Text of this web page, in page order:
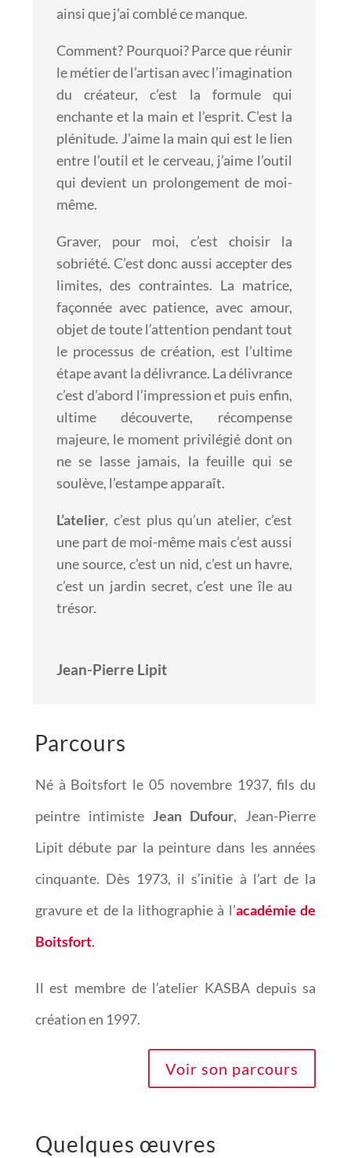
ainsi que j’ai comblé ce manque.
Comment? Pourquoi? Parce que réunir
le métier de l’artisan avecl’imagination
du créateur, c’est la formule qui
enchante et la main et l’esprit. C’est la
plénitude. J’aime la main qui est le lien
entre l’outil et le cerveau, j’aime l’outil
qui devient un prolongement de moi-
même.
Graver, pour moi, c’est choisir la
sobriété. C’est donc aussi accepterdes
limites, des contraintes. La matrice,
façonnée avec patience, avec amour,
objet de toutel’attention pendant tout
le processus de création, est l’ultime
étapeavant la délivrance. La délivrance
c’est d’abord l’impression et puisenfin,
ultime découverte, récompense
majeure, le moment privilégié dont on
ne se lasse jamais, la feuille qui se
soulève, l’estampeapparaît.
L’atelier, c’est plus qu’un atelier, c’est
une part de moi-même mais c’est aussi
une source, c’est un nid, c’est un havre,
c’est un jardin secret,c’est une île au
trésor.
Jean-Pierre Lipit
Parcours
Né à Boitsfort le 05 novembre 1937, fils du
peintre intimiste Jean Dufour, Jean-Pierre
Lipit débute par la peinture dans les années
cinquante. Dès 1973, il s’initie à l’art de la
gravure et de la lithographie à l’académie de
Boitsfort.
Il est membre de l’atelier KASBA depuis sa
création en 1997.
Voir son parcours
Quelques œuvres